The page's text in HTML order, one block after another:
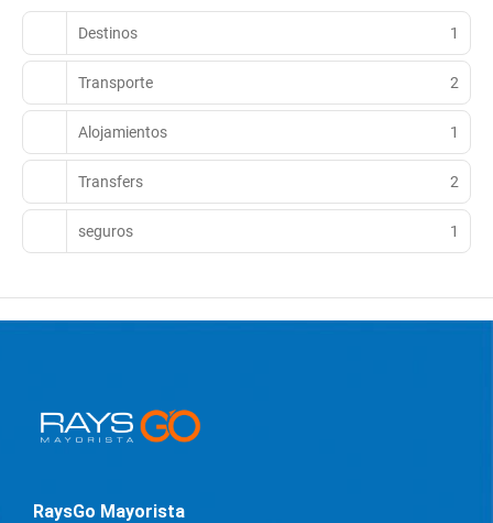
Destinos 1
Transporte 2
Alojamientos 1
Transfers 2
seguros 1
RaysGo Mayorista